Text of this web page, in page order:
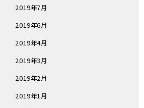
2019年7月
2019年6月
2019年4月
2019年3月
2019年2月
2019年1月